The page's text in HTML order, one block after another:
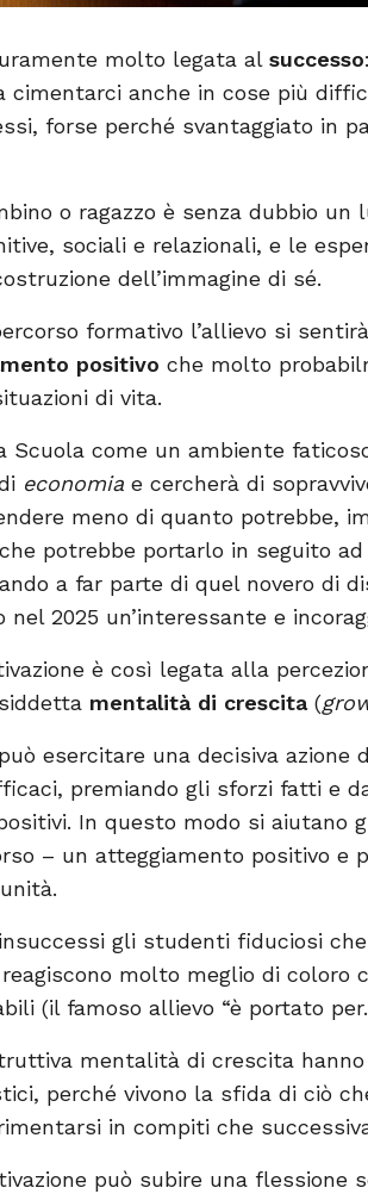
molto legata al successo
cimentarci anche in cose più
forse perché svantaggiato in
o ragazzo è senza dubbio
sociali e relazionali, e le
dell’immagine di sé.
formativo l’allievo si
positivo che molto
di vita.
Scuola come un ambiente
economia e cercherà di
meno di quanto potrebbe,
potrebbe portarlo in seguito
a far parte di quel novero di
2025 un’interessante e
è così legata alla
mentalità di crescita(
esercitare una decisiva
premiando gli sforzi fatti e
In questo modo si aiutano
– un atteggiamento positivo e
gli studenti fiduciosi
molto meglio di coloro
(il famoso allievo “è portato
mentalità di crescita
perché vivono la sfida di ciò
in compiti che
può subire una flessione